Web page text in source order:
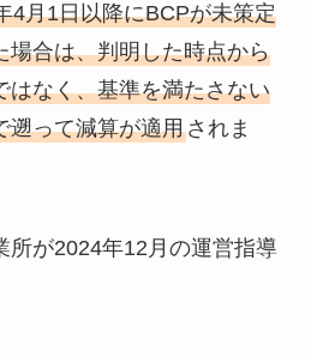
4月1日以降にBCPが未策定
場合は、判明した時点から
はなく、基準を満たさない
遡って減算が適用されま
所が2024年12月の運営指導